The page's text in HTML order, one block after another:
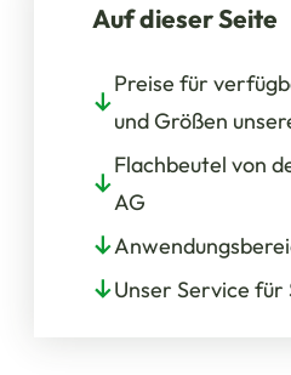
Auf dieser Seite
Preise für
und Größen
Flachbeutel von
AG
Unser Service für